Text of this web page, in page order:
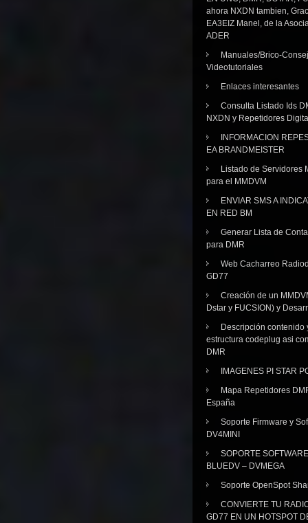
ahora NXDN tambien,
EA3EIZ Manel, de la
ADER
Manuales/Brico-
Videotutoriales
Enlaces interesantes
Consulta Listado Ids
NXDN y Repetidores
INFORMACION
EA BRANDMEISTER
Listado de Servidores
para el MMDVM
ENVIAR SMS A
EN RED BM
Generar Lista de
para DMR
Web Cacharreo
GD77
Creación de un
Dstar y FUCSION) y
Descripción contenido
estructura codeplug asi
DMR
IMAGENES PI STAR
Mapa Repetidores
España
Soporte Firmware y
DV4MINI
SOPORTE SOFTWARE
BLUEDV – DVMEGA
Soporte OpenSpot
CONVIERTE TU
GD77 EN UN HOTSPOT